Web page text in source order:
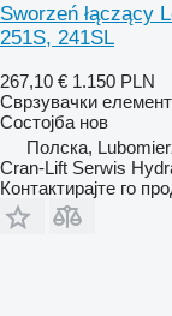
Sworzeń łączący
251S, 241SL
267,10 € 1.150 PLN
Сврзувачки
Состојба нов
Полска,
Cran-Lift Serwis
Контактирајте го